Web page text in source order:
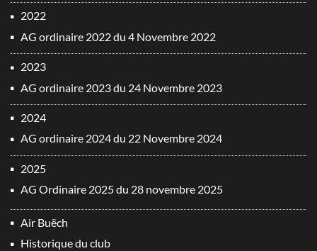
2022
AG ordinaire 2022 du 4 Novembre 2022
2023
AG ordinaire 2023 du 24 Novembre 2023
2024
AG ordinaire 2024 du 22 Novembre 2024
2025
AG Ordinaire 2025 du 28 novembre 2025
Air Buëch
Historique du club